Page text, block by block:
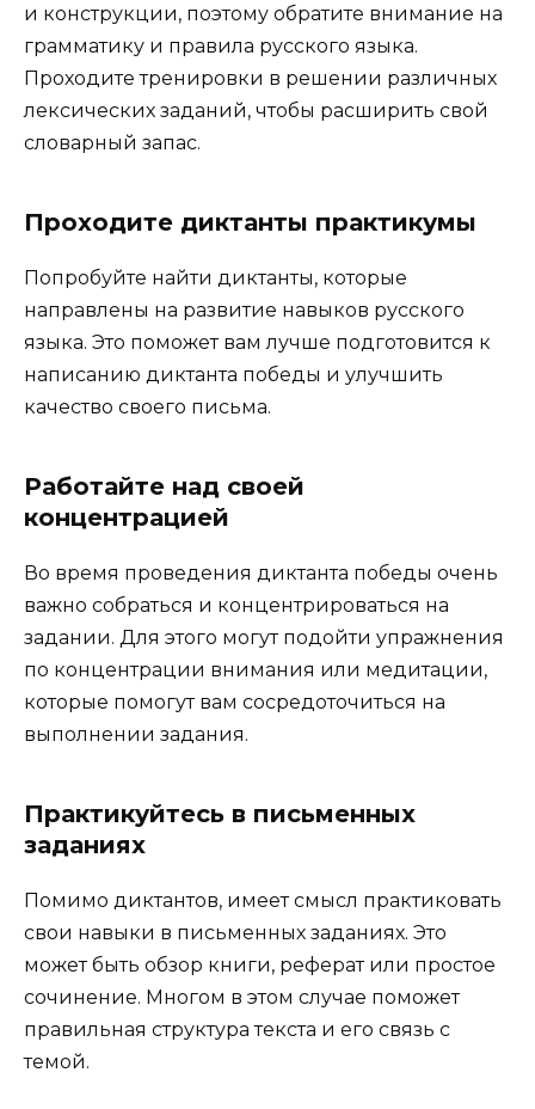
и конструкции, поэтому обратите внимание на
грамматику и правила русского языка.
Проходите тренировки в решении различных
лексических заданий, чтобы расширить свой
словарный запас.
Проходите диктанты практикумы
Попробуйте найти диктанты, которые
направлены на развитие навыков русского
языка. Это поможет вам лучше подготовится к
написанию диктанта победы и улучшить
качество своего письма.
Работайте над своей
концентрацией
Во время проведения диктанта победы очень
важно собраться и концентрироваться на
задании. Для этого могут подойти упражнения
по концентрации внимания или медитации,
которые помогут вам сосредоточиться на
выполнении задания.
Практикуйтесь в письменных
заданиях
Помимо диктантов, имеет смысл практиковать
свои навыки в письменных заданиях. Это
может быть обзор книги, реферат или простое
сочинение. Многом в этом случае поможет
правильная структура текста и его связь с
темой.